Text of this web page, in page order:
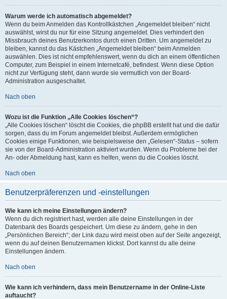
Warum werde ich automatisch abgemeldet?
Wenn du beim Anmelden das Kontrollkästchen „Angemeldet bleiben“ nicht
auswählst, wirst du nur für eine Sitzung angemeldet. Dies verhindert den
Missbrauch deines Benutzerkontos durch einen Dritten. Um angemeldet zu
bleiben, kannst du das Kästchen „Angemeldet bleiben“ beim Anmelden
auswählen. Dies ist nicht empfehlenswert, wenn du dich an einem öffentlichen
Computer, zum Beispiel in einem Internetcafé, befindest. Wenn diese Option
nicht zur Verfügung steht, dann wurde sie vermutlich von der Board-
Administration ausgeschaltet.
Nach oben
Wozu ist die Funktion „Alle Cookies löschen“?
„Alle Cookies löschen“ löscht die Cookies, die phpBB erstellt hat und die dafür
sorgen, dass du im Forum angemeldet bleibst. Außerdem ermöglichen
Cookies einige Funktionen, wie beispielsweise den „Gelesen“-Status – sofern
sie von der Board-Administration aktiviert wurden. Wenn du Probleme bei der
An- oder Abmeldung hast, kann es helfen, wenn du die Cookies löscht.
Nach oben
Benutzerpräferenzen und -einstellungen
Wie kann ich meine Einstellungen ändern?
Wenn du dich registriert hast, werden alle deine Einstellungen in der
Datenbank des Boards gespeichert. Um diese zu ändern, gehe in den
„Persönlichen Bereich“; der Link dazu wird meist oben auf der Seite angezeigt,
wenn du auf deinen Benutzernamen klickst. Dort kannst du alle deine
Einstellungen ändern.
Nach oben
Wie kann ich verhindern, dass mein Benutzername in der Online-Liste
auftaucht?